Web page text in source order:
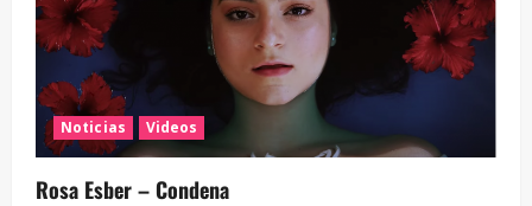
Noticias Videos
Rosa Esber – Condena